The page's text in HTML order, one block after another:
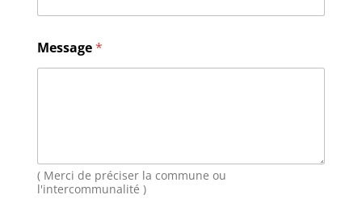
e
s
a
g
i
l
Message*
( Merci de préciser la commune ou
l'intercommunalité )